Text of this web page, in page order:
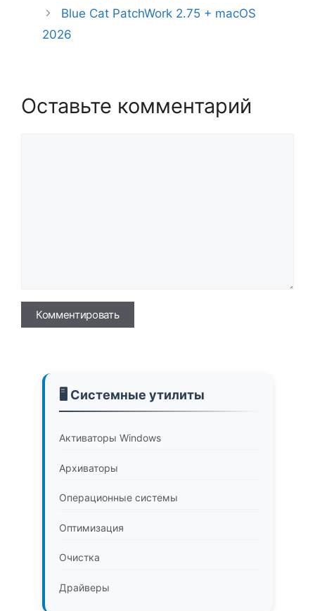
Blue Cat PatchWork 2.75 + macOS
2026
Оставьте комментарий
Имя
🖥️ Системные утилиты
Активаторы Windows
Архиваторы
Операционные системы
Оптимизация
Очистка
Драйверы